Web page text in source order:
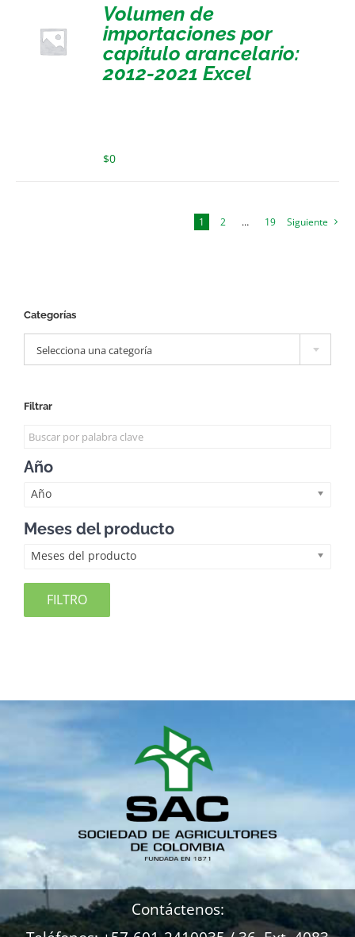
Volumen de
importaciones por
capítulo arancelario:
2012-2021 Excel
$0
1 2 … 19 Siguiente
Categorías
Selecciona una categoría
Filtrar
Año
Año
Meses del producto
Meses del producto
FILTRO
Contáctenos: